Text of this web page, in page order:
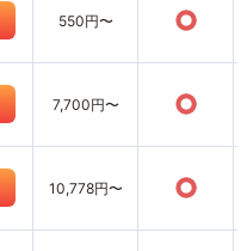
550円〜 ○
7,700円〜 ○
10,778円〜 ○